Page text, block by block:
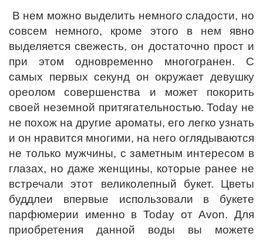
В нем можно выделить немного сладости, но
совсем немного, кроме этого в нем явно
выделяется свежесть, он достаточно прост и
при этом одновременно многогранен. С
самых первых секунд он окружает девушку
ореолом совершенства и может покорить
своей неземной притягательностью. Today не
не похож на другие ароматы, его легко узнать
и он нравится многими, на него оглядываются
не только мужчины, с заметным интересом в
глазах, но даже женщины, которые ранее не
встречали этот великолепный букет. Цветы
буддлеи впервые использовали в букете
парфюмерии именно в Today от Avon. Для
приобретения данной воды вы можете